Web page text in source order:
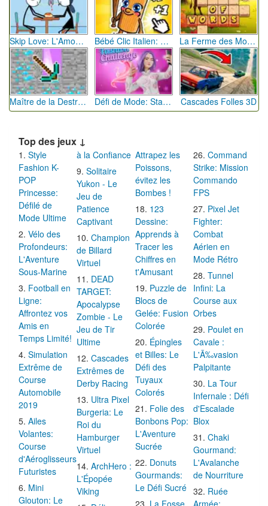
Skip Love: L'Amour en Péril Bébé Clic Italien: La Folie des Petits Bambins La Ferme des Mots - Cultivez votre Vocabulaire
Maître de la Destruction: Fusion de Pioches Défi de Mode: Star du Podium Cascades Folles 3D
Top des jeux ↓
Style
Fashion K-
POP
Princesse:
Défilé de
Mode Ultime
Vélo des
Profondeurs:
L'Aventure
Sous-Marine
Football en
Ligne:
Affrontez vos
Amis en
Temps Limité!
Simulation
Extrême de
Course
Automobile
2019
Ailes
Volantes:
Course
d'Aéroglisseurs
Futuristes
Mini
Glouton: Le
à la Confiance
Solitaire
Yukon - Le
Jeu de
Patience
Captivant
Champion
de Billard
Virtuel
DEAD
TARGET:
Apocalypse
Zombie - Le
Jeu de Tir
Ultime
Cascades
Extrêmes de
Derby Racing
Ultra Pixel
Burgeria: Le
Roi du
Hamburger
Virtuel
ArchHero :
L'Épopée
Viking
Attrapez les
Poissons,
évitez les
Bombes !
123
Dessine:
Apprends à
Tracer les
Chiffres en
t'Amusant
Puzzle de
Blocs de
Gelée: Fusion
Colorée
Épingles
et Billes: Le
Défi des
Tuyaux
Colorés
Folie des
Bonbons Pop:
L'Aventure
Sucrée
Donuts
Gourmands:
Le Défi Sucré
La Fosse
Command
Strike: Mission
Commando
FPS
Pixel Jet
Fighter:
Combat
Aérien en
Mode Rétro
Tunnel
Infini: La
Course aux
Orbes
Poulet en
Cavale :
L'Ã‰vasion
Palpitante
La Tour
Infernale : Défi
d'Escalade
Blox
Chaki
Gourmand:
L'Avalanche
de Nourriture
Ruée
Armée: